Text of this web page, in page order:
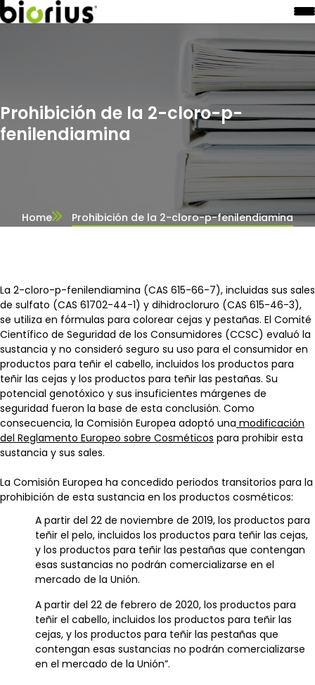
Prohibición de la 2-cloro-p-
fenilendiamina
Home Prohibición de la 2-cloro-p-fenilendiamina
La 2-cloro-p-fenilendiamina (CAS 615-66-7), incluidas sus sales
de sulfato (CAS 61702-44-1) y dihidrocloruro (CAS 615-46-3),
se utiliza en fórmulas para colorear cejas y pestañas. El Comité
Científico de Seguridad de los Consumidores (CCSC) evaluó la
sustancia y no consideró seguro su uso para el consumidor en
productos para teñir el cabello, incluidos los productos para
teñir las cejas y los productos para teñir las pestañas. Su
potencial genotóxico y sus insuficientes márgenes de
seguridad fueron la base de esta conclusión. Como
consecuencia, la Comisión Europea adoptó una modificación
del Reglamento Europeo sobre Cosméticos para prohibir esta
sustancia y sus sales.
La Comisión Europea ha concedido periodos transitorios para la
prohibición de esta sustancia en los productos cosméticos:
A partir del 22 de noviembre de 2019, los productos para
teñir el pelo, incluidos los productos para teñir las cejas,
y los productos para teñir las pestañas que contengan
esas sustancias no podrán comercializarse en el
mercado de la Unión.
A partir del 22 de febrero de 2020, los productos para
teñir el cabello, incluidos los productos para teñir las
cejas, y los productos para teñir las pestañas que
contengan esas sustancias no podrán comercializarse
en el mercado de la Unión”.